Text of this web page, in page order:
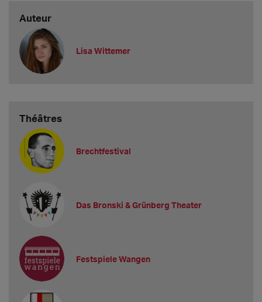
Auteur
Lisa Wittemer
Théâtres
Brechtfestival
Das Bronski & Grünberg Theater
Festspiele Wangen